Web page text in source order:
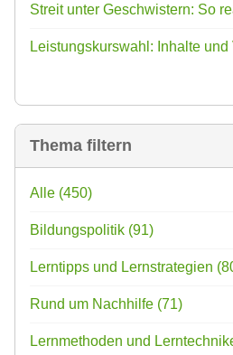
Streit unter Geschwistern: So
Leistungskurswahl: Inhalte
Thema filtern
Alle (450)
Bildungspolitik (91)
Lerntipps und Lernstrategien
Rund um Nachhilfe (71)
Lernmethoden und